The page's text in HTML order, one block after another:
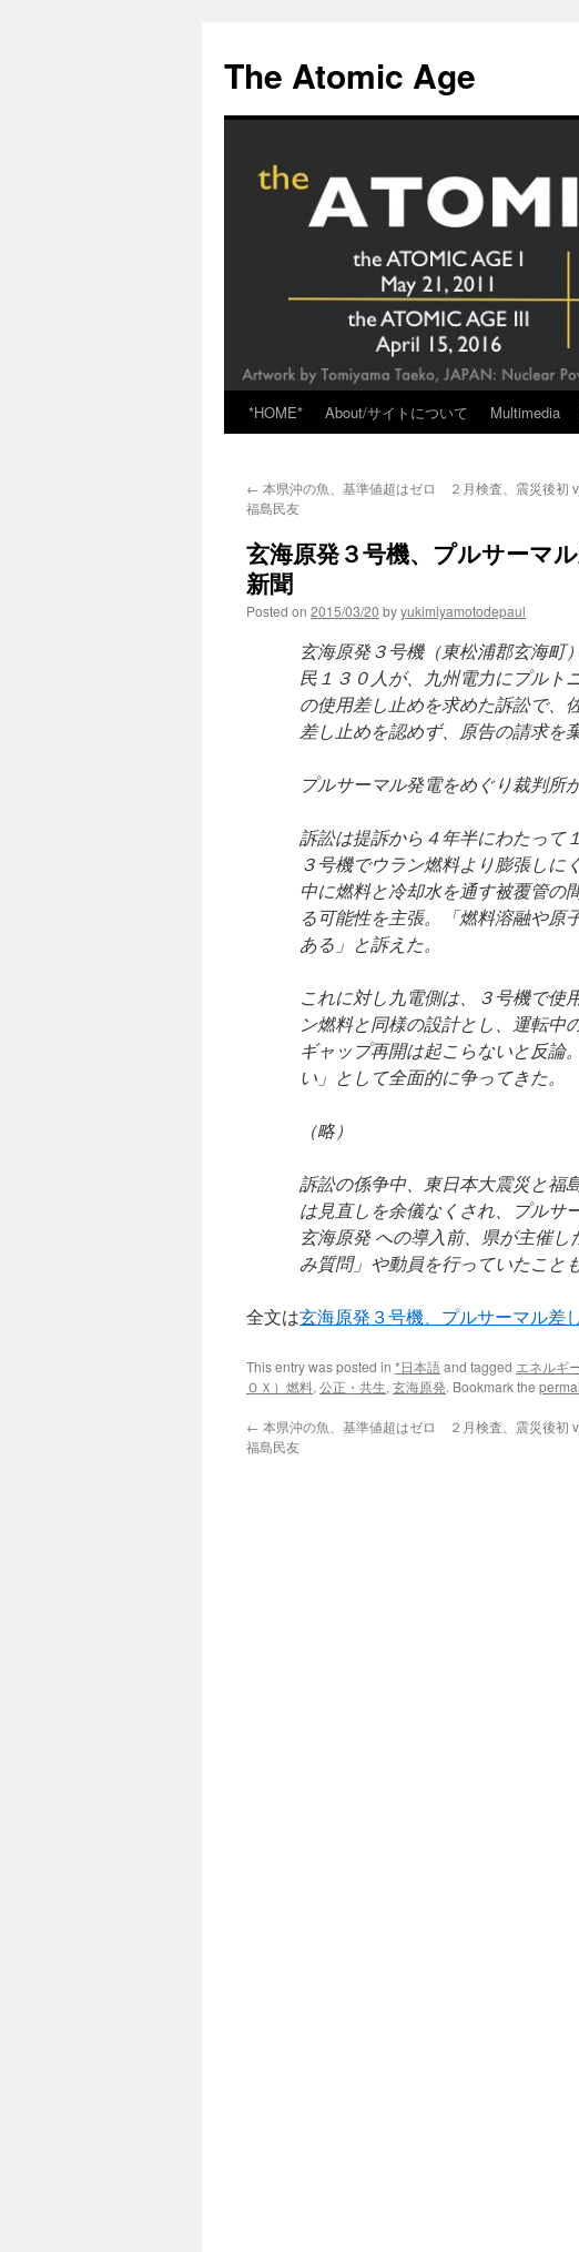
content
The Atomic Age
*HOME* About/サイトについて Multimedia
← 本県沖の魚、基準値超はゼロ ２月検査、震災後初
福島民友
玄海原発３号機、プルサーマ
新聞
Posted on 2015/03/20 byyukimiyamotodepaul
玄海原発３号機（東松浦郡玄海町
民１３０人が、九州電力にプルト
の使用差し止めを求めた訴訟で、
差し止めを認めず、原告の請求を
プルサーマル発電をめぐり裁判所
訴訟は提訴から４年半にわたって
３号機でウラン燃料より膨張しに
中に燃料と冷却水を通す被覆管の
る可能性を主張。「燃料溶融や原
ある」と訴えた。
これに対し九電側は、３号機で使
ン燃料と同様の設計とし、運転中
ギャップ再開は起こらないと反論
い」として全面的に争ってきた。
（略）
訴訟の係争中、東日本大震災と福
は見直しを余儀なくされ、プルサ
玄海原発 への導入前、県が主催
み質問」や動員を行っていたこと
全文は玄海原発３号機、プルサーマル
This entry was posted in *日本語and tagged エネルギ
ＯＸ）燃料, 公正・共生, 玄海原発. Bookmark the
← 本県沖の魚、基準値超はゼロ ２月検査、震災後初
福島民友